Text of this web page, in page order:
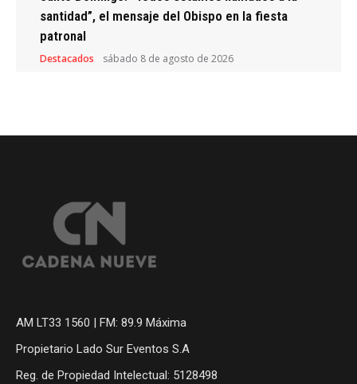
santidad”, el mensaje del Obispo en la fiesta
patronal
Destacados sábado 8 de agosto de 2026
AM LT33 1560 | FM: 89.9 Máxima
Propietario Lado Sur Eventos S.A
Reg. de Propiedad Intelectual: 5128498